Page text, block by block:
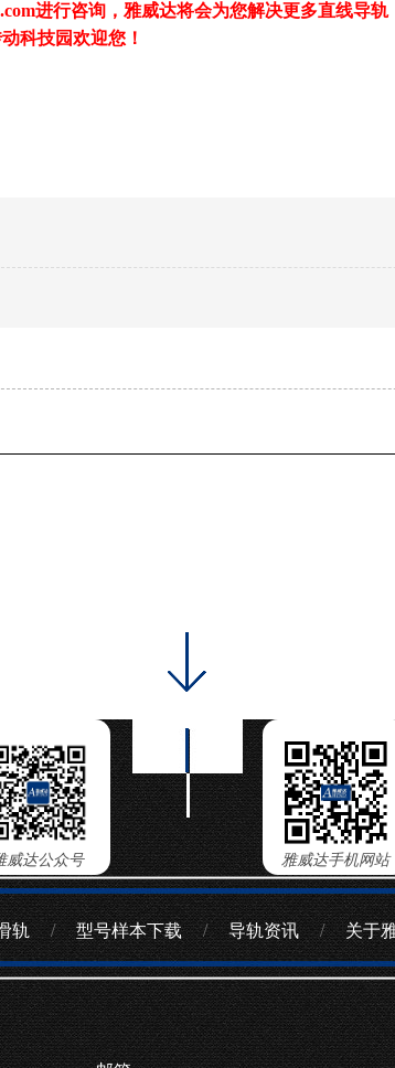
进行咨询，雅威达将会为您解决更多直线导
科技园欢迎您！
雅威达手机网站
威达公众号
轨 / 型号样本下载 / 导轨资讯 / 关于